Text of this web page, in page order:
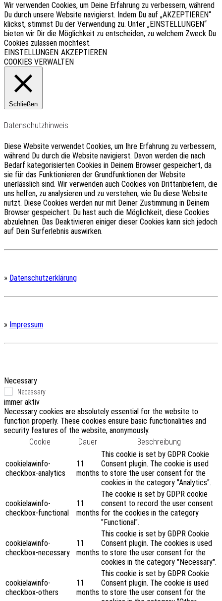
Wir verwenden Cookies, um Deine Erfahrung zu verbessern, während
Du durch unsere Website navigierst. Indem Du auf „AKZEPTIEREN“
klickst, stimmst Du der Verwendung zu. Unter „EINSTELLUNGEN“
bieten wir Dir die Möglichkeit zu entscheiden, zu welchem Zweck Du
Cookies zulassen möchtest.
EINSTELLUNGEN AKZEPTIEREN
COOKIES VERWALTEN
Schließen
Datenschutzhinweis
Diese Website verwendet Cookies, um Ihre Erfahrung zu verbessern,
während Du durch die Website navigierst. Davon werden die nach
Bedarf kategorisierten Cookies in Deinem Browser gespeichert, da
sie für das Funktionieren der Grundfunktionen der Website
unerlässlich sind. Wir verwenden auch Cookies von Drittanbietern, die
uns helfen, zu analysieren und zu verstehen, wie Du diese Website
nutzt. Diese Cookies werden nur mit Deiner Zustimmung in Deinem
Browser gespeichert. Du hast auch die Möglichkeit, diese Cookies
abzulehnen. Das Deaktivieren einiger dieser Cookies kann sich jedoch
auf Dein Surferlebnis auswirken.
» Datenschutzerklärung
» Impressum
Necessary
Necessary
immer aktiv
Necessary cookies are absolutely essential for the website to
function properly. These cookies ensure basic functionalities and
security features of the website, anonymously.
Cookie
Dauer Beschreibung
cookielawinfo-
checkbox-analytics
11
months
This cookie is set by GDPR Cookie
Consent plugin. The cookie is used
to store the user consent for the
cookies in the category "Analytics".
cookielawinfo-
checkbox-functional
11
months
The cookie is set by GDPR cookie
consent to record the user consent
for the cookies in the category
"Functional".
cookielawinfo-
checkbox-necessary
11
months
This cookie is set by GDPR Cookie
Consent plugin. The cookies is used
to store the user consent for the
cookies in the category "Necessary".
cookielawinfo-
checkbox-others
11
months
This cookie is set by GDPR Cookie
Consent plugin. The cookie is used
to store the user consent for the